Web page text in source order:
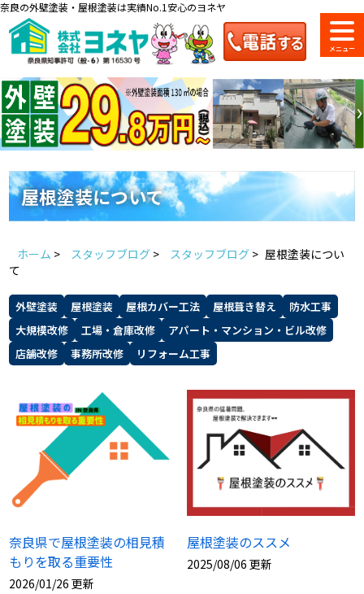
奈良の外壁塗装・屋根塗装は実績No.1安心のヨネヤ
料金一覧 会社案内 ショールーム
のご紹介
お問い合わせ
ヨネヤの施工実績
Home お客様の声
スタッフ紹介 スタッフブログ
よくあるご質問 屋根リフォームについて
雨漏りについて 雨漏りの施工実績
理由
工場倉庫修繕
屋根塗装について
ホーム > スタッフブログ > スタッフブログ > 屋根塗装につい
て
外壁塗装 屋根塗装 屋根カバー工法 屋根葺き替え
防水工事
大規模改修
工場・倉庫改修
アパート・マンション・ビル改修
店舗改修
事務所改修 リフォーム工事
奈良県で屋根塗装の相見積
もりを取る重要性
2026/01/26 更新
屋根塗装のススメ
2025/08/06 更新